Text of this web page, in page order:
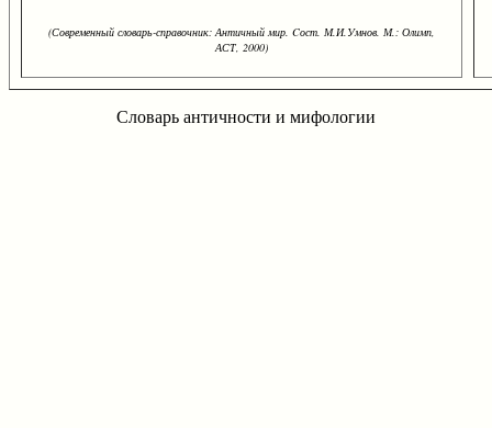
(Современный словарь-справочник: Античный мир. Cост. М.И.Умнов. М.: Олимп,
АСТ, 2000)
Словарь античности и мифологии